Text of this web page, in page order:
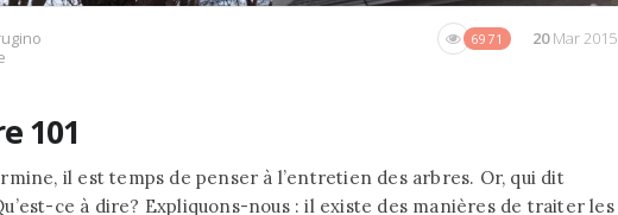
6971 20Mar 2015
101
il est temps de penser à l’entretien des arbres. Or, qui dit
ce à dire? Expliquons-nous : il existe des manières de traiter les